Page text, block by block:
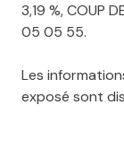
3,19 %, COUP
05 05 55.
Les
exposé sont